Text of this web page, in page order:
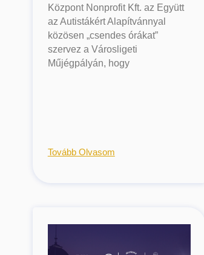
Központ Nonprofit Kft. az Együtt
az Autistákért Alapítvánnyal
közösen „csendes órákat”
szervez a Városligeti
Műjégpályán, hogy
Tovább Olvasom